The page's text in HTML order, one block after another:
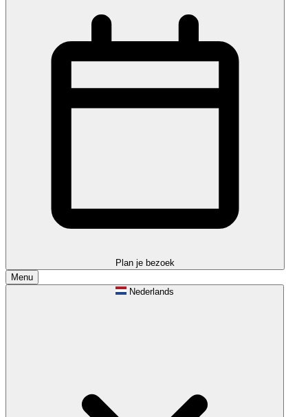
Plan je bezoek
Menu
Nederlands